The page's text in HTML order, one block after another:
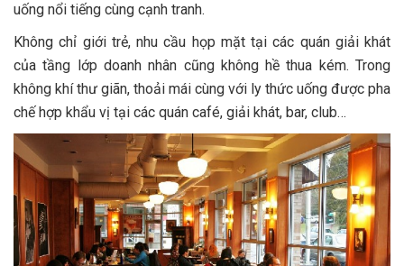
uống nổi tiếng cùng cạnh tranh.
Không chỉ giới trẻ, nhu cầu họp mặt tại các quán giải khát
của tầng lớp doanh nhân cũng không hề thua kém. Trong
không khí thư giãn, thoải mái cùng với ly thức uống được pha
chế hợp khẩu vị tại các quán café, giải khát, bar, club…